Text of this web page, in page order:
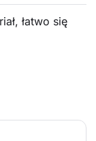
łatwo się